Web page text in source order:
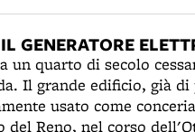
per gli sfrattati è
politica edilizia dell'Icp
Venti, la costruzione di
GENERATORE
un quarto di secolo
Il grande edificio, già
usato come
del Reno, nel corso